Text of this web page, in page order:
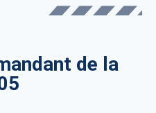
de la